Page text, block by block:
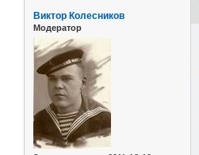
Виктор Колесников
Модератор